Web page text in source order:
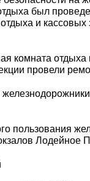
был
и
комната
провели
пользования